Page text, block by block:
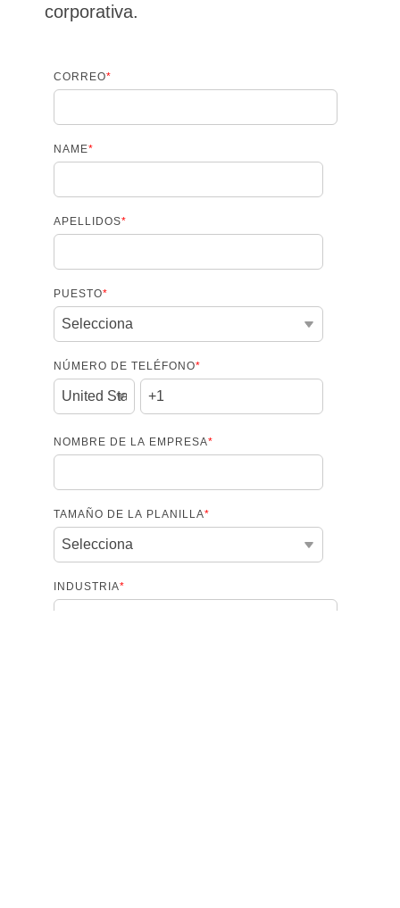
corporativa.
CORREO*
NAME*
APELLIDOS*
PUESTO*
NÚMERO DE TELÉFONO*
NOMBRE DE LA EMPRESA*
TAMAÑO DE LA PLANILLA*
INDUSTRIA*